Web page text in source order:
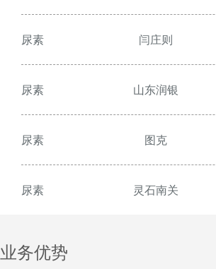
尿素 闫庄则
尿素 山东润银
尿素 图克
尿素 灵石南关
业务优势